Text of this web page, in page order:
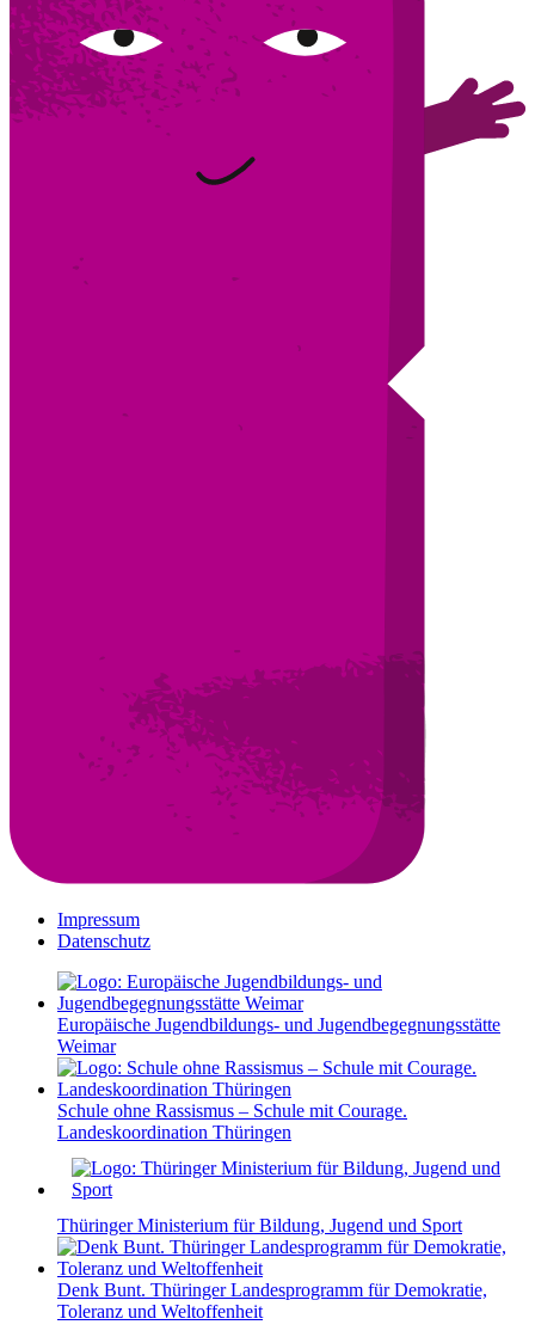
Impressum
Datenschutz
Europäische Jugendbildungs- und Jugendbegegnungsstätte
Weimar
Schule ohne Rassismus – Schule mit Courage.
Landeskoordination Thüringen
Thüringer Ministerium für Bildung, Jugend und Sport
Denk Bunt. Thüringer Landesprogramm für Demokratie,
Toleranz und Weltoffenheit